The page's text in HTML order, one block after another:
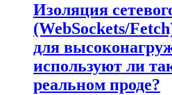
Изоляция
(WebSockets/
для
используют ли
реальном проде?